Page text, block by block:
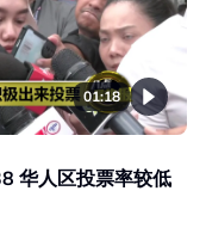
01:18
华人区投票率较低